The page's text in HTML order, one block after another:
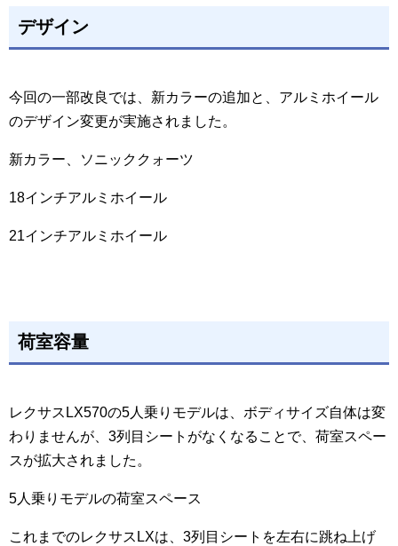
デザイン
今回の一部改良では、新カラーの追加と、アルミホイール
のデザイン変更が実施されました。
新カラー、ソニッククォーツ
18インチアルミホイール
21インチアルミホイール
荷室容量
レクサスLX570の5人乗りモデルは、ボディサイズ自体は変
わりませんが、3列目シートがなくなることで、荷室スペー
スが拡大されました。
5人乗りモデルの荷室スペース
これまでのレクサスLXは、3列目シートを左右に跳ね上げ